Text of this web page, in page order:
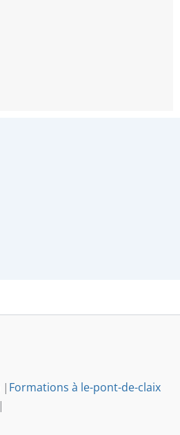
| Formations à le-pont-de-claix
|